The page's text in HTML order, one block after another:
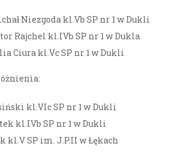
Niezgoda kl.Vb SP nr 1 w Dukli
Rajchel kl.IVb SP nr 1 w Dukla
Ciura kl.Vc SP nr 1 w Dukli
kl.VIc SP nr 1 w Dukli
kl.IVb SP nr 1 w Dukli
kl.V SP im. J.P.II w Łękach